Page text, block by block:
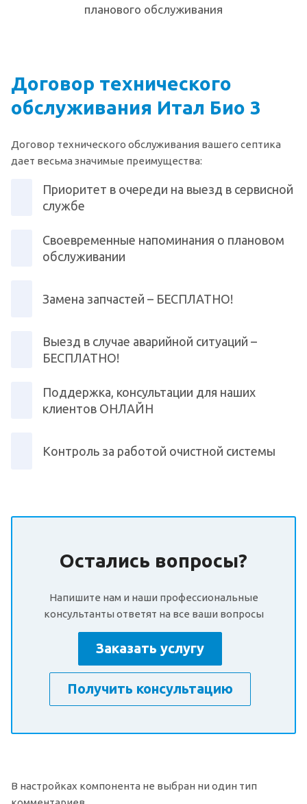
планового обслуживания
Договор технического
обслуживания Итал Био 3
Договор технического обслуживания вашего септика
дает весьма значимые преимущества:
Приоритет в очереди на выезд в сервисной
службе
Своевременные напоминания о плановом
обслуживании
Замена запчастей – БЕСПЛАТНО!
Выезд в случае аварийной ситуаций –
БЕСПЛАТНО!
Поддержка, консультации для наших
клиентов ОНЛАЙН
Контроль за работой очистной системы
Остались вопросы?
Напишите нам и наши профессиональные
консультанты ответят на все ваши вопросы
Заказать услугу
Получить консультацию
В настройках компонента не выбран ни один тип